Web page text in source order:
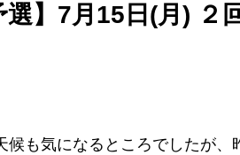
選】7月15日(月)
候も気になるところでしたが